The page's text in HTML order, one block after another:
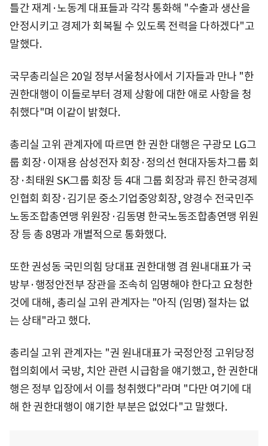
틀간 재계·노동계 대표들과 각각 통화해 "수출과 생산을
안정시키고 경제가 회복될 수 있도록 전력을 다하겠다"고
말했다.
국무총리실은 20일 정부서울청사에서 기자들과 만나 "한
권한대행이 이들로부터 경제 상황에 대한 애로 사항을 청
취했다"며 이같이 밝혔다.
총리실 고위 관계자에 따르면 한 권한 대행은 구광모 LG그
룹 회장·이재용 삼성전자 회장·정의선 현대자동차그룹 회
장·최태원 SK그룹 회장 등 4대 그룹 회장과 류진 한국경제
인협회 회장·김기문 중소기업중앙회장, 양경수 전국민주
노동조합총연맹 위원장·김동명 한국노동조합총연맹 위원
장 등 총 8명과 개별적으로 통화했다.
또한 권성동 국민의힘 당대표 권한대행 겸 원내대표가 국
방부·행정안전부 장관을 조속히 임명해야 한다고 요청한
것에 대해, 총리실 고위 관계자는 "아직 (임명) 절차는 없
는 상태"라고 했다.
총리실 고위 관계자는 "권 원내대표가 국정안정 고위당정
협의회에서 국방, 치안 관련 시급함을 얘기했고, 한 권한대
행은 정부 입장에서 이를 청취했다"라며 "다만 여기에 대
해 한 권한대행이 얘기한 부분은 없었다"고 말했다.